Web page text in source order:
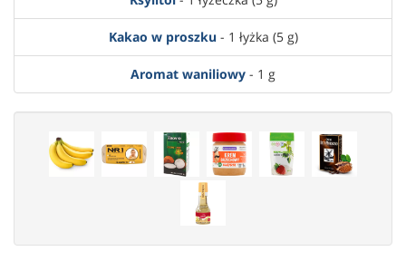
Kakao w proszku- 1 łyżka (5 g)
Aromat waniliowy - 1 g